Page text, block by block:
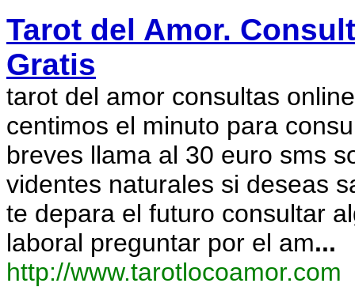
Tarot del Amor.
Gratis
tarot del amor consultas
centimos el minuto para
breves llama al 30 euro sms
videntes naturales si deseas
te depara el futuro consultar
laboral preguntar por el am...
http://www.tarotlocoamor.com